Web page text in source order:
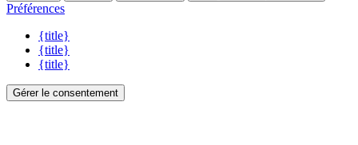
Préférences
{title}
{title}
{title}
Gérer le consentement